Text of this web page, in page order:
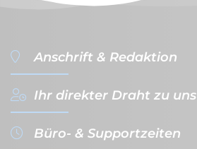
Anschrift & Redaktion
filterVERLAG GmbH & Co. KG
- Werbeagentur & Verlag -
Gutenbergplatz 1a-1b
Ihr direkter Draht zu uns
Büro- & Supportzeiten